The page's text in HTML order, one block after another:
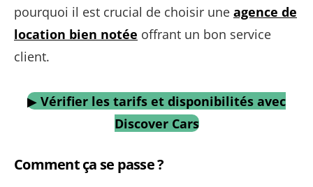
pourquoi il est crucial de choisir une agence de
location bien notée offrant un bon service
client.
▶ Vérifier les tarifs et disponibilités avec
Discover Cars
Comment ça se passe ?